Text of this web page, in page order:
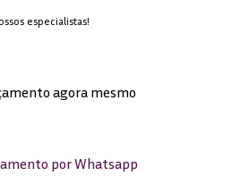
especialistas!
agora mesmo
por Whatsapp